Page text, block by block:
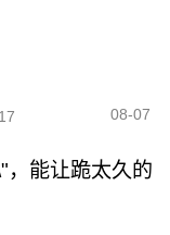
08-07
，能让跪太久的